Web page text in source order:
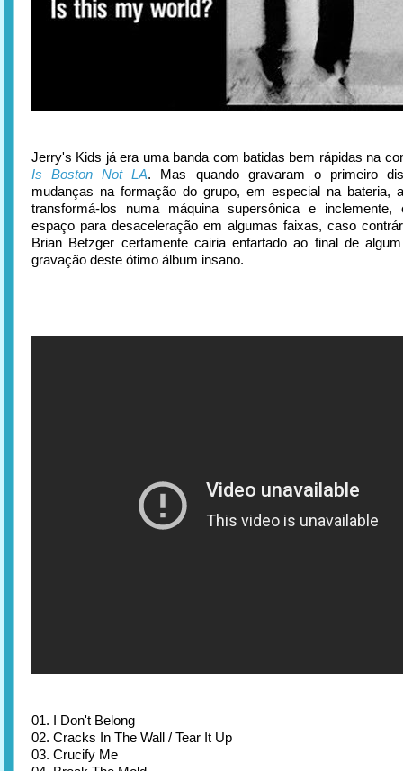
Jerry's Kids já era uma banda com batidas bem rápidas na
Is Boston Not LA. Mas quando gravaram o primeiro
mudanças na formação do grupo, em especial na bateria,
transformá-los numa máquina supersônica e inclemente,
espaço para desaceleração em algumas faixas, caso
Brian Betzger certamente cairia enfartado ao final de
gravação deste ótimo álbum insano.
01. I Don't Belong
02. Cracks In The Wall / Tear It Up
03. Crucify Me